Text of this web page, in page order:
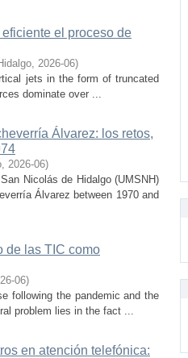
el proceso de
, 2026-06)
jets in the form of truncated
dominate over ...
Álvarez: los retos,
, 2026-06)
Nicolás de Hidalgo (UMSNH)
Álvarez between 1970 and
de las TIC como
06)
following the pandemic and the
problem lies in the fact ...
en atención telefónica: